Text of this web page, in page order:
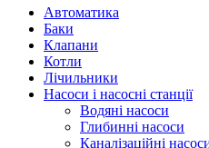
Автоматика
Баки
Клапани
Котли
Лічильники
Насоси і насосні станції
Водяні насоси
Глибинні насоси
Каналізаційні